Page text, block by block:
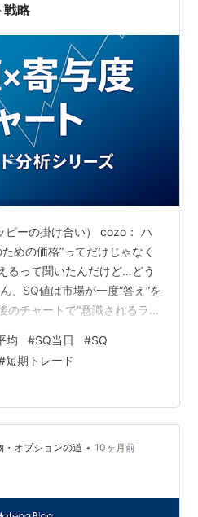
戦略
ーの掛け合い） cozo： ハ
めの価格”ってだけじゃなく
るって聞いたんだけど…どう
、SQ値は市場が一度“答え”を
のチャートで“意識されるライ
線”として使う！ → SQ値よ
下なら「弱気」って判断材
SQ値に一度も届かない）だ
強く意識されるよ[^5^] SQ値
する！ …
均 #SQ当日 #SQ
短期トレード
・オプションの道 • 10ヶ月前